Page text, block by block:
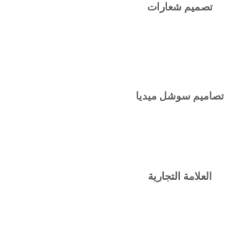
تصميم شعارات
تصاميم سوشل ميديا
العلامة التجارية